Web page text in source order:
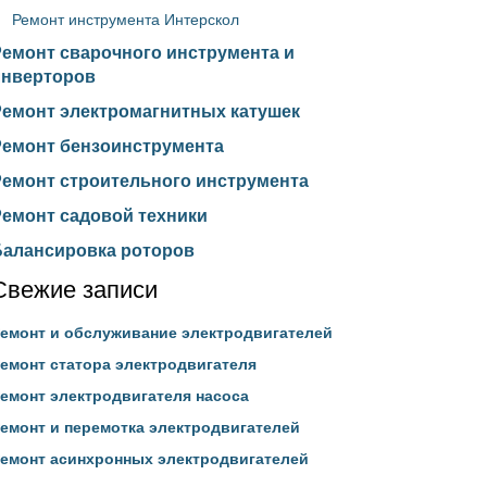
Ремонт инструмента Интерскол
сварочного инструмента и
электромагнитных катушек
бензоинструмента
строительного инструмента
садовой техники
роторов
записи
и обслуживание электродвигателей
статора электродвигателя
электродвигателя насоса
и перемотка электродвигателей
асинхронных электродвигателей